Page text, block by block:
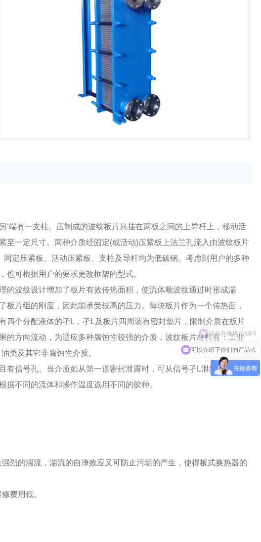
端有一支柱。压制成的波纹板片悬挂在两板之间的上导杆上，移动活
一定尺寸。两种介质经固定(或活动)压紧板上法兰孔流入由波纹板片
定压紧板、活动压紧板、支柱及导杆均为低碳钢。考虑到用户的多种
可根据用户的要求更改框架的型式。
的波纹设计增加了板片有效传热面积，使流体顺波纹通过时形成湍
片组的刚度，因此能承受较高的压力。每块板片作为一个传热面，
个分配液体的孑L，孑L及板片四周装有密封垫片，限制介质在板片
方向流动，为适应多种腐蚀性较强的介质，波纹板片材料有：工业
类及其它非腐蚀性介质。
信号孔。当介质如从第一道密封泄露时，可从信号孑L泄出设备之
不同的流体和操作温度选用不同的胶种。
烈的湍流，湍流的自净效应又可防止污垢的产生，使得板式换热器的
费用低。
可以介绍下你们的产品么